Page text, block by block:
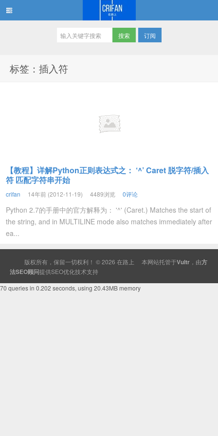
订阅
标签：插入符
【教程】详解Python正则表达式之： ‘^’ Caret 脱字符/插入
符 匹配字符串开始
crifan 14年前 (2012-11-19) 4489浏览 0评论
Python 2.7的手册中的官方解释为： '^' (Caret.) Matches the start of
the string, and in MULTILINE mode also matches immediately after
ea...
版权所有，保留一切权利！ © 2026 在路上 本网站托管于Vultr ，由方
法SEO顾问提供SEO优化技术支持
70 queries in 0.202 seconds, using 20.43MB memory